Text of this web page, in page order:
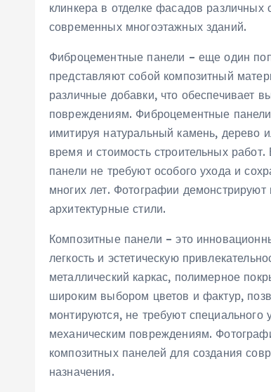
клинкера в отделке фасадов
современных многоэтажных зданий.
Фиброцементные панели – еще один
представляют собой композитный
различные добавки, что обеспечивает
повреждениям. Фиброцементные
имитируя натуральный камень, дерево
время и стоимость строительных
панели не требуют особого ухода и
многих лет. Фотографии
архитектурные стили.
Композитные панели – это
легкость и эстетическую
металлический каркас, полимерное
широким выбором цветов и фактур,
монтируются, не требуют специального
механическим повреждениям.
композитных панелей для создания
назначения.